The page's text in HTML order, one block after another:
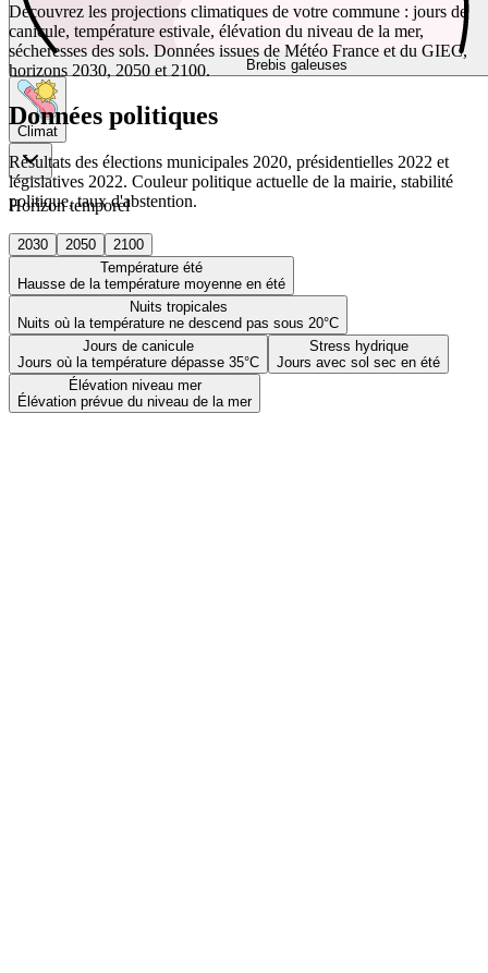
Brebis galeuses
Climat
Horizon temporel
2030 2050
2100
Température été
Hausse de la température moyenne en été
Nuits tropicales
Nuits où la température ne descend pas sous 20°C
Jours de canicule
Jours où la température dépasse 35°C
Stress hydrique
Jours avec sol sec en été
Élévation niveau mer
Élévation prévue du niveau de la mer
Découvrez les projections climatiques de votre commune : jours de
canicule, température estivale, élévation du niveau de la mer,
sécheresses des sols. Données issues de Météo France et du GIEC,
horizons 2030, 2050 et 2100.
Données politiques
Résultats des élections municipales 2020, présidentielles 2022 et
législatives 2022. Couleur politique actuelle de la mairie, stabilité
politique, taux d'abstention.